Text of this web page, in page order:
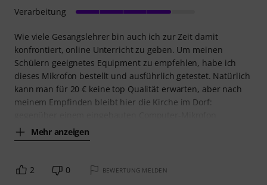
Wie viele Gesangslehrer bin auch ich zur Zeit damit
konfrontiert, online Unterricht zu geben. Um meinen
Schülern geeignetes Equipment zu empfehlen, habe ich
dieses Mikrofon bestellt und ausführlich getestet. Natürlich
kann man für 20 € keine top Qualität erwarten, aber nach
meinem Empfinden bleibt hier die Kirche im Dorf:
Mehr anzeigen
Verarbeitung
2 0 BEWERTUNG MELDEN